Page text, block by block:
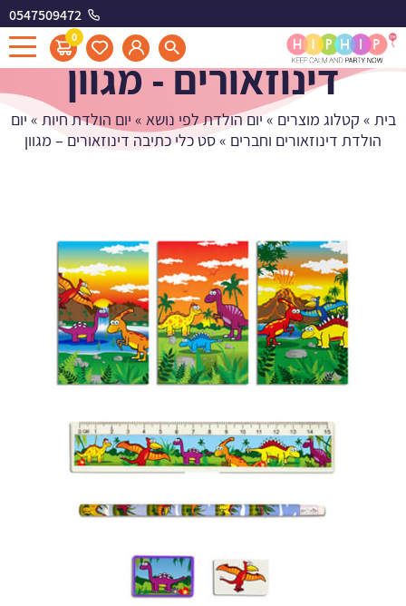
0547509472
0 סט כלי כתיבה
דינוזאורים - מגוון
בית » קטלוג מוצרים » יום הולדת לפי נושא » יום הולדת חיות » יום
הולדת דינוזאורים וחברים »סט כלי כתיבה דינוזאורים – מגוון